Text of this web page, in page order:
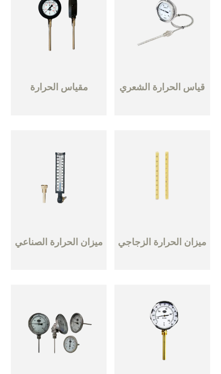
قياس الحرارة الشعري مقياس الحرارة
ميزان الحرارة الزجاجي ميزان الحرارة الصناعي